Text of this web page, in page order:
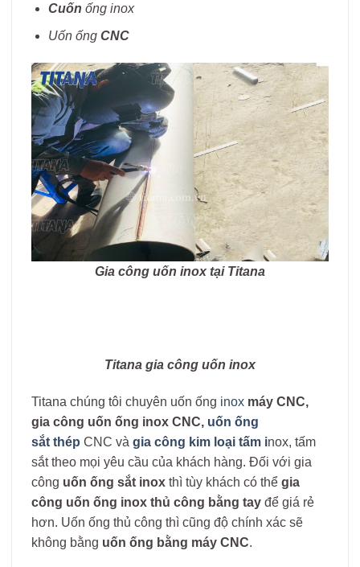
Cuốn ống inox
Uốn ống CNC
Gia công uốn inox tại Titana
Titana gia công uốn inox
Titana chúng tôi chuyên uốn ống inox máy CNC,
gia công uốn ống inox CNC, uốn ống
sắt thép CNC và gia công kim loại tấm inox, tấm
sắt theo mọi yêu cầu của khách hàng. Đối với gia
công uốn ống sắt inox thì tùy khách có thể gia
công uốn ống inox thủ công bằng tay để giá rẻ
hơn. Uốn ống thủ công thì cũng độ chính xác sẽ
không bằng uốn ống bằng máy CNC.